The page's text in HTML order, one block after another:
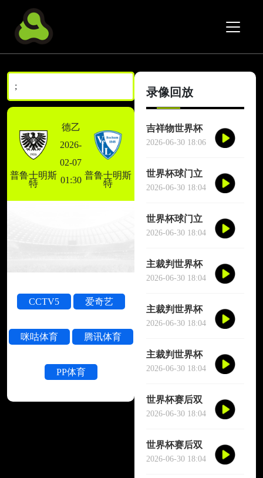
;
普鲁士明斯
特
德乙
2026-
02-07
01:30 普鲁士明斯
特
CCTV5 爱奇艺
咪咕体育 腾讯体育
PP体育
录像回放
吉祥物世界杯
场边跳舞干扰
2026-06-30 18:06
世界杯球门立
柱三次救险
2026-06-30 18:04
世界杯球门立
柱三次救险
2026-06-30 18:04
主裁判世界杯
被撞晕短暂失
2026-06-30 18:04
主裁判世界杯
被撞晕短暂失
2026-06-30 18:04
主裁判世界杯
被撞晕短暂失
2026-06-30 18:04
世界杯赛后双
方球员大规模
2026-06-30 18:04
世界杯赛后双
方球员大规模
2026-06-30 18:04